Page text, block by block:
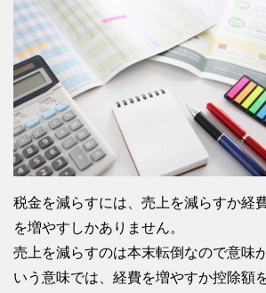
税金を減らすには、売上を減らすか経
を増やすしかありません。
売上を減らすのは本末転倒なので意味
いう意味では、経費を増やすか控除額